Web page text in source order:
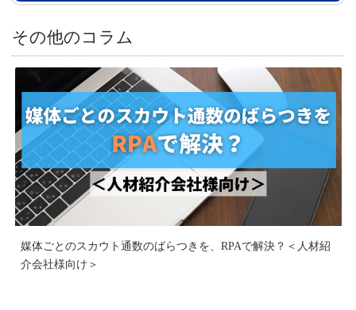
その他のコラム
媒体ごとのスカウト通数のばらつきを、RPAで解決？＜人材紹
介会社様向け＞